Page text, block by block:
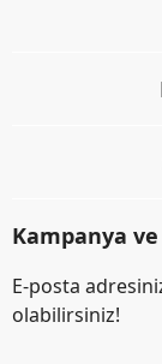
Kampanya ve
E-posta
olabilirsiniz!